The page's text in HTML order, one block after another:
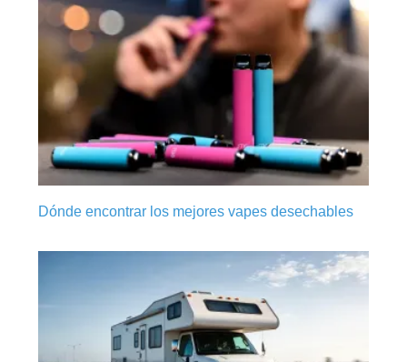
Dónde encontrar los mejores vapes desechables